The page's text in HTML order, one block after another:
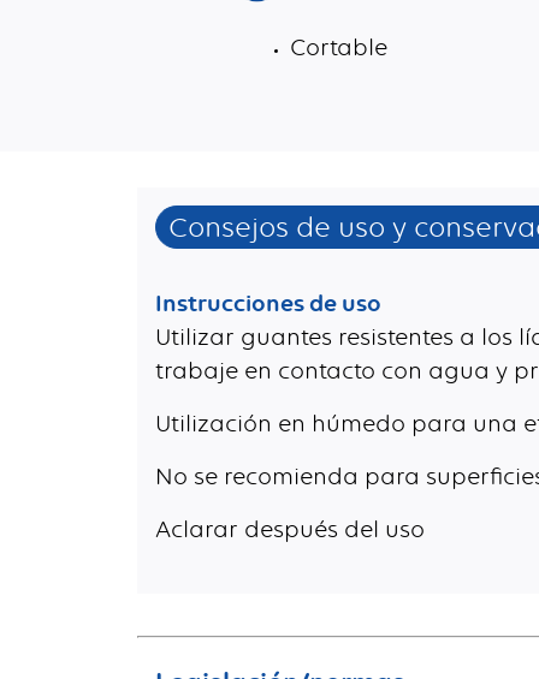
Cortable
Consejos de uso y
Instrucciones de uso
Utilizar guantes resistentes a los
trabaje en contacto con agua y
Utilización en húmedo para una
No se recomienda para
Aclarar después del uso